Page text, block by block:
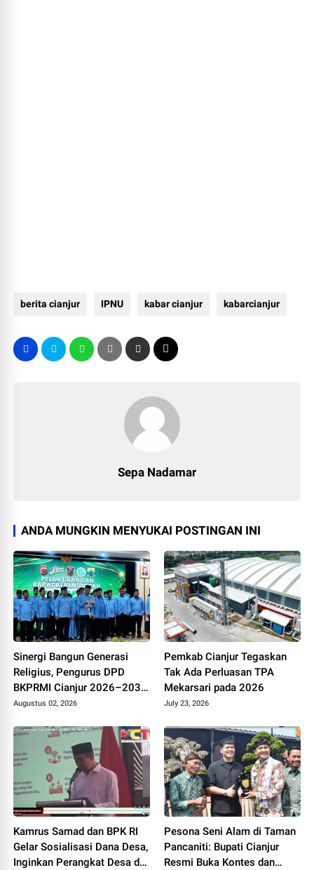
berita cianjur IPNU kabar cianjur kabarcianjur
Sepa Nadamar
ANDA MUNGKIN MENYUKAI POSTINGAN INI
Sinergi Bangun Generasi
Religius, Pengurus DPD
BKPRMI Cianjur 2026–2031
Resmi Dilantik di Mapolres
Augustus 02, 2026
Pemkab Cianjur Tegaskan
Tak Ada Perluasan TPA
Mekarsari pada 2026
July 23, 2026
Kamrus Samad dan BPK RI
Gelar Sosialisasi Dana Desa,
Inginkan Perangkat Desa di
Pesona Seni Alam di Taman
Pancaniti: Bupati Cianjur
Resmi Buka Kontes dan